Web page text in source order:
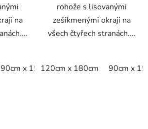
na
90cm x 150cm
rohože s lisovanými
zešikmenými okraji na
všech čtyřech stranách....
120cm x 180cm 90cm x